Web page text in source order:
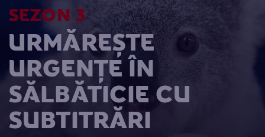
SEZON 3
URMĂREȘTE
URGENȚE ÎN
SĂLBĂTICIE CU
SUBTITRĂRI